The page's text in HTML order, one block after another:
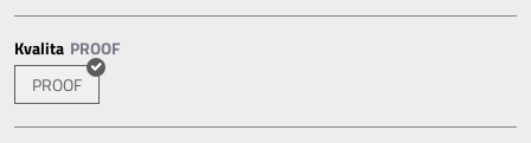
Kvalita
PROOF